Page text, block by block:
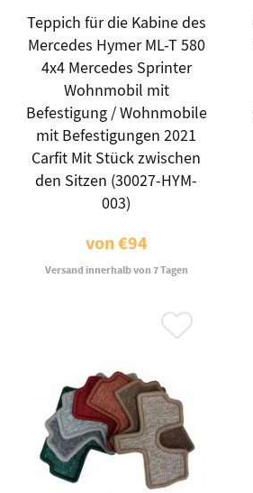
Teppich für die Kabine des
Mercedes Hymer ML-T 580
4x4 Mercedes Sprinter
Wohnmobil mit
Befestigung / Wohnmobile
mit Befestigungen 2021
Carfit Mit Stück zwischen
den Sitzen (30027-HYM-
003)
von€94
Versand innerhalb von 7 Tagen